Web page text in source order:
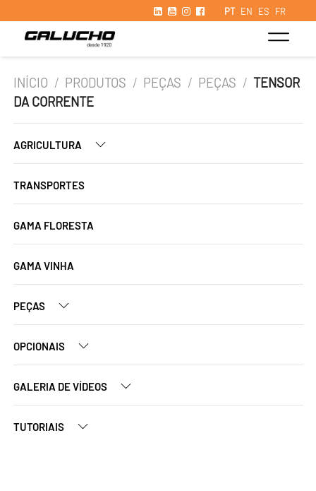
PT EN ES FR
INÍCIO / PRODUTOS / PEÇAS / PEÇAS / TENSOR
DA CORRENTE
AGRICULTURA
TRANSPORTES
GAMA FLORESTA
GAMA VINHA
PEÇAS
OPCIONAIS
GALERIA DE VÍDEOS
TUTORIAIS